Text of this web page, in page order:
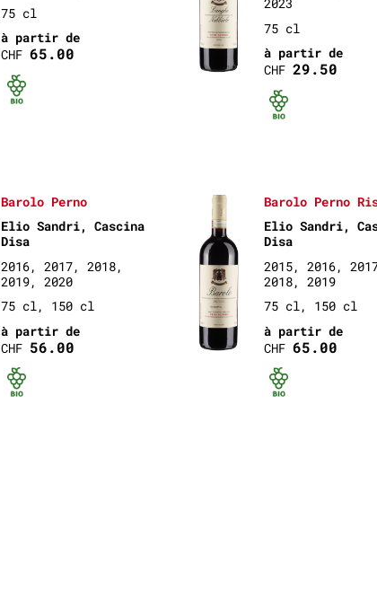
75 cl
à partir de
CHF65.00
Bio certifié
2023
75 cl
à partir de
CHF 29.50
Bio
Barolo Perno
Elio Sandri, Cascina
Disa
2016, 2017, 2018,
2019, 2020
75 cl, 150 cl
à partir de
CHF 56.00
Bio certifié
Barolo Perno
Elio Sandri,
Disa
2015, 2016,
2018, 2019
75 cl, 150 cl
à partir de
CHF 65.00
Bio